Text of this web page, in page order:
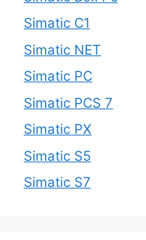
Simatic C1
Simatic NET
Simatic PC
Simatic PCS 7
Simatic PX
Simatic S5
Simatic S7